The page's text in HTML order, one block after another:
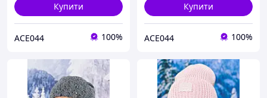
Купити
ACE044 100%
Купити
ACE044 100%